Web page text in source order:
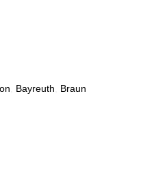
Bayreuth
Braun